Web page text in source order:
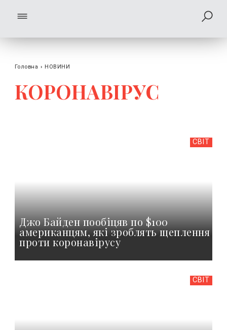
Головна › НОВИНИ
КОРОНАВIРУС
СВІТ
Джо Байден пообіцяв по $100
американцям, які зроблять щеплення
проти коронавірусу
СВІТ